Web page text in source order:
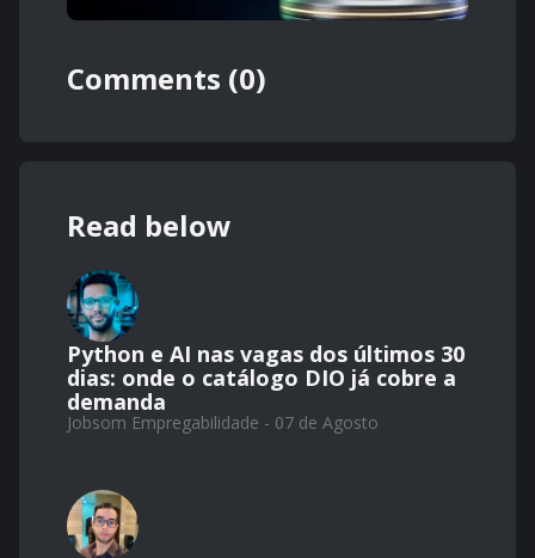
Comments (0)
Read below
Python e AI nas vagas dos últimos 30
dias: onde o catálogo DIO já cobre a
demanda
Jobsom Empregabilidade - 07 de Agosto